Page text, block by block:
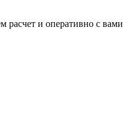
расчет и оперативно с вами